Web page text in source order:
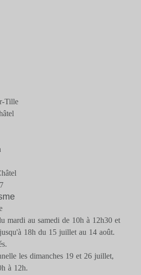
Tille
mardi au samedi de 10h à 12h30 et
18h du 15 juillet au 14 août.
les dimanches 19 et 26 juillet,
à 12h.